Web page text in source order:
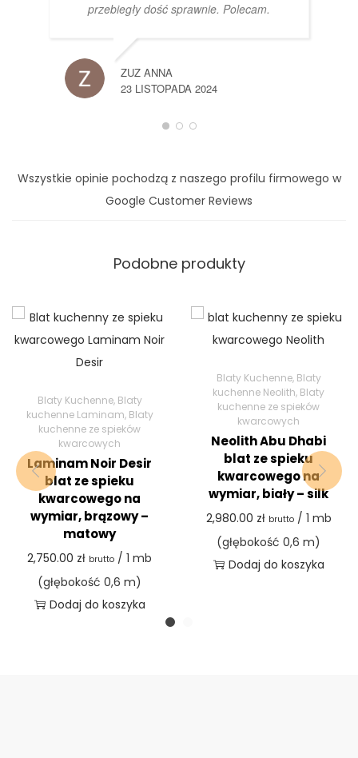
przebiegły dość sprawnie. Polecam.
ZUZ ANNA
23 LISTOPADA 2024
Wszystkie opinie pochodzą z naszego profilu firmowego w
Google Customer Reviews
Podobne produkty
Blaty Kuchenne, Blaty
kuchenne Laminam, Blaty
kuchenne ze spieków
kwarcowych
Laminam Noir Desir
blat ze spieku
kwarcowego na
wymiar, brązowy –
matowy
2,750.00 zł brutto / 1 mb
(głębokość 0,6 m)
Dodaj do koszyka
Blaty Kuchenne, Blaty
kuchenne Neolith, Blaty
kuchenne ze spieków
kwarcowych
Neolith Abu Dhabi
blat ze spieku
kwarcowego na
wymiar, biały – silk
2,980.00 zł brutto/ 1 mb
(głębokość 0,6 m)
Dodaj do koszyka